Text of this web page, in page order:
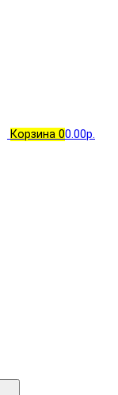
Корзина 00.00р.